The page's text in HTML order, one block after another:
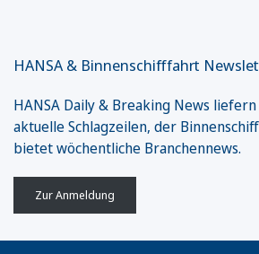
HANSA & Binnenschifffahrt
HANSA Daily & Breaking News
aktuelle Schlagzeilen, der
bietet wöchentliche Branchennews.
Zur Anmeldung